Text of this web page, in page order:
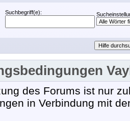
Suchbegriff(e):
des Forums ist nur
in Verbindung mit